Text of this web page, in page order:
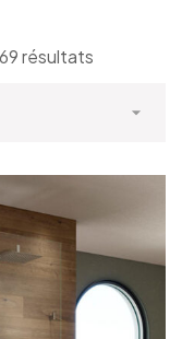
résultats